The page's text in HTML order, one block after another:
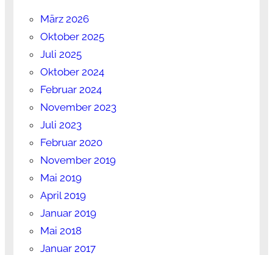
März 2026
Oktober 2025
Juli 2025
Oktober 2024
Februar 2024
November 2023
Juli 2023
Februar 2020
November 2019
Mai 2019
April 2019
Januar 2019
Mai 2018
Januar 2017